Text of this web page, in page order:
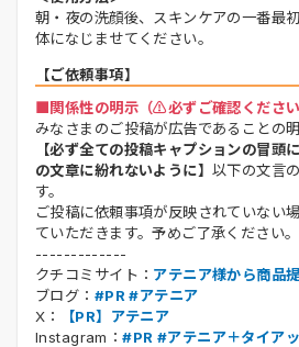
朝・夜の洗顔後、スキンケアの一番最
体になじませてください。
【ご依頼事項】
■関係性の明示（⚠️必ずご確認ください
みなさまのご投稿が広告であることの
【必ず全ての投稿キャプションの冒頭
の文章に紛れないように】以下の文言
す。
ご投稿に依頼事項が反映されていない
ていただきます。予めご了承ください。
-------------
クチコミサイト： アテニア様から商品
ブログ： #PR #アテニア
X：
【PR】アテニア
Instagram：#PR #アテニア＋タイア